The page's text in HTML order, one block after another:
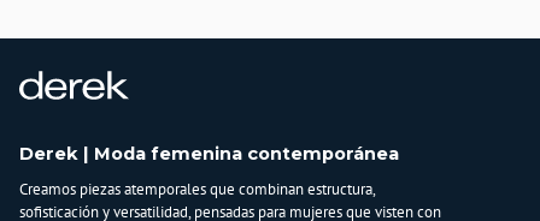
Derek | Moda femenina contemporánea
Creamos piezas atemporales que combinan estructura,
sofisticación y versatilidad, pensadas para mujeres que visten con